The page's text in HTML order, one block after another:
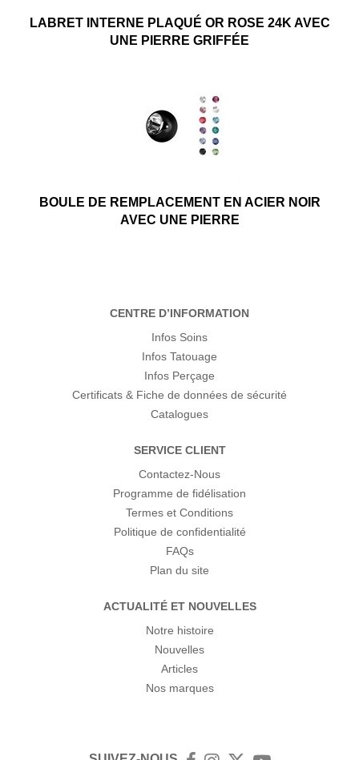
LABRET INTERNE PLAQUÉ OR ROSE 24K AVEC
UNE PIERRE GRIFFÉE
BOULE DE REMPLACEMENT EN ACIER NOIR
AVEC UNE PIERRE
CENTRE D’INFORMATION
Infos Soins
Infos Tatouage
Infos Perçage
Certificats & Fiche de données de sécurité
Catalogues
SERVICE CLIENT
Contactez-Nous
Programme de fidélisation
Termes et Conditions
Politique de confidentialité
FAQs
Plan du site
ACTUALITÉ ET NOUVELLES
Notre histoire
Nouvelles
Articles
Nos marques